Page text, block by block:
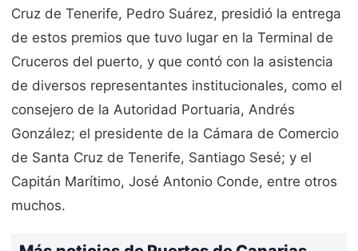
Cruz de Tenerife, Pedro Suárez, presidió la entrega
de estos premios que tuvo lugar en la Terminal de
Cruceros del puerto, y que contó con la asistencia
de diversos representantes institucionales, como el
consejero de la Autoridad Portuaria, Andrés
González; el presidente de la Cámara de Comercio
de Santa Cruz de Tenerife, Santiago Sesé; y el
Capitán Marítimo, José Antonio Conde, entre otros
muchos.